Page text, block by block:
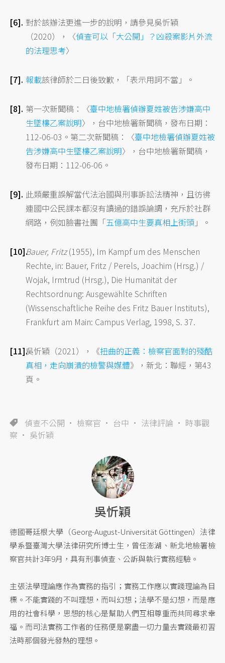
對於該辦法更進一步的說明，請參見吳忻穎
（2020），〈偵查可以「大公開」？凶殺案影片外流
的法理思考〉
報載該律師於二日後致歉，「表示用詞不當」。
第一次新聞稿：〈臺中地檢署偵辦夏姓被告涉嫌高中
生墜樓乙案說明〉，台中地檢署新聞稿，發布日期：
112-06-03。第二次新聞稿：〈臺中地檢署偵辦夏姓被
告涉嫌高中生墜樓乙案說明〉，台中地檢署新聞稿，
發布日期：112-06-06。
此類嚴重誤解當代法治國與刑事訴訟法精神，且彷彿
連國中公民課本都沒有讀過的錯誤論調，充斥於社群
網路，例如臉書社團「五億高中生要真相上街頭 」。
Bauer, Fritz(1955), Im Kampf um des Menschen
Rechte, in: Bauer, Fritz / Perels, Joachim (Hrsg.) /
Wojak, Irmtrud (Hrsg.), Die Humanität der
Rechtsordnung: Ausgewählte Schriften
(Wissenschaftliche Reihe des Fritz Bauer Instituts),
Frankfurt am Main: Campus Verlag, 1998, S. 37.
吳忻穎（2021），《扭曲的正義：檢察官面對的殘酷
真相，走向崩潰的檢警與媒體》，新北：聯經，第43
頁。
偵查不公開 檢察官 台中 法律評論
時事觀
察
吳忻穎
吳忻穎
德國哥廷根大學（Georg-August-Universität Göttingen）法律
學系暨臺灣大學法律研究所博士生，曾任澎湖、新北地檢署檢
察官共計3年9月，具有刑事偵查、公訴與執行實務經驗。
主張法學理論應作為實務的指引；實務工作應以實踐理論為目
標。不能實踐的不叫理想，而叫幻想；法學不是幻想，而是應
用的社會科學，思想的核心是幫助人們互相尊重而共同尋求幸
福。而司法實務工作者的任務便是窮盡一切力量去實踐最初習
法時那個發光發熱的理想。